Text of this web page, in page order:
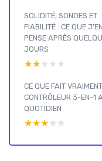
SOLIDITÉ, SONDES ET
FIABILITÉ : CE QUE J’EN
PENSE APRÈS
JOURS
★★★★★
★★★★★
CE QUE FAIT
CONTRÔLEUR 3-EN-1
QUOTIDIEN
★★★★★
★★★★★